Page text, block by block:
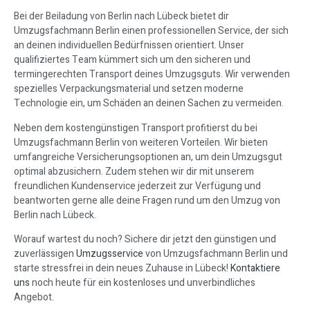
Bei der Beiladung von Berlin nach Lübeck bietet dir
Umzugsfachmann Berlin einen professionellen Service, der sich
an deinen individuellen Bedürfnissen orientiert. Unser
qualifiziertes Team kümmert sich um den sicheren und
termingerechten Transport deines Umzugsguts. Wir verwenden
spezielles Verpackungsmaterial und setzen moderne
Technologie ein, um Schäden an deinen Sachen zu vermeiden.
Neben dem kostengünstigen Transport profitierst du bei
Umzugsfachmann Berlin von weiteren Vorteilen. Wir bieten
umfangreiche Versicherungsoptionen an, um dein Umzugsgut
optimal abzusichern. Zudem stehen wir dir mit unserem
freundlichen Kundenservice jederzeit zur Verfügung und
beantworten gerne alle deine Fragen rund um den Umzug von
Berlin nach Lübeck.
Worauf wartest du noch? Sichere dir jetzt den günstigen und
zuverlässigenUmzugsservicevon Umzugsfachmann Berlin und
starte stressfrei in dein neues Zuhause in Lübeck!Kontaktiere
unsnoch heute für ein kostenloses und unverbindliches
Angebot.